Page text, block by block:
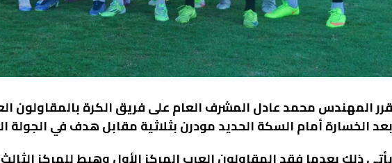
بعد الخسارة أمام السكة الحديد مودرن بثلاثية مقابل هدف في الجولة